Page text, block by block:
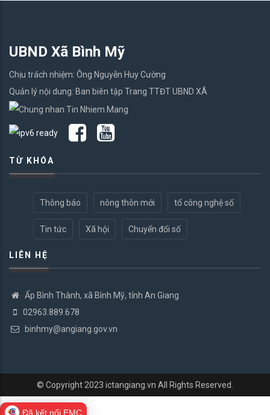
UBND Xã Bình Mỹ
Chịu trách nhiệm: Ông Nguyễn Huy Cường
Quản lý nội dung: Ban biên tập Trang TTĐT UBND XÃ
TỪ KHÓA
Thông báo nông thôn mới tổ công nghệ số
Tin tức Xã hội Chuyển đổi số
LIÊN HỆ
Ấp Bình Thành, xã Bình Mỹ, tỉnh An Giang
02963.889.678
binhmy@angiang.gov.vn
© Copyright 2023 ictangiang.vn All Rights Reserved.
Đã kết nối EMC